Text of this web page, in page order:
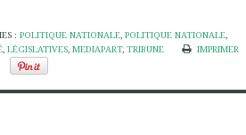
: POLITIQUE NATIONALE, POLITIQUE NATIONALE,
,LÉGISLATIVES,MEDIAPART,TRIBUNE
IMPRIMER